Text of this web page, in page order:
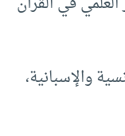
والإسبانية،